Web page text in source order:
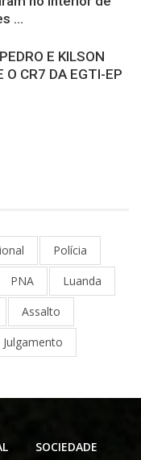
...
E KILSON
O CR7 DA EGTI-EP
Polícia
PNA
Luanda
Assalto
Julgamento
SOCIEDADE